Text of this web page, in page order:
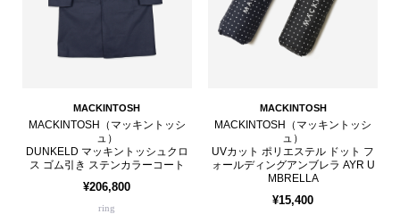
MACKINTOSH
MACKINTOSH（マッキントッシ
ュ）
DUNKELD マッキントッシュクロ
ス ゴム引き ステンカラーコート
¥206,800
ring
MACKINTOSH
MACKINTOSH（マッキントッシ
ュ）
UVカット ポリエステル ドット フ
ォールディングアンブレラ AYR U
MBRELLA
¥15,400